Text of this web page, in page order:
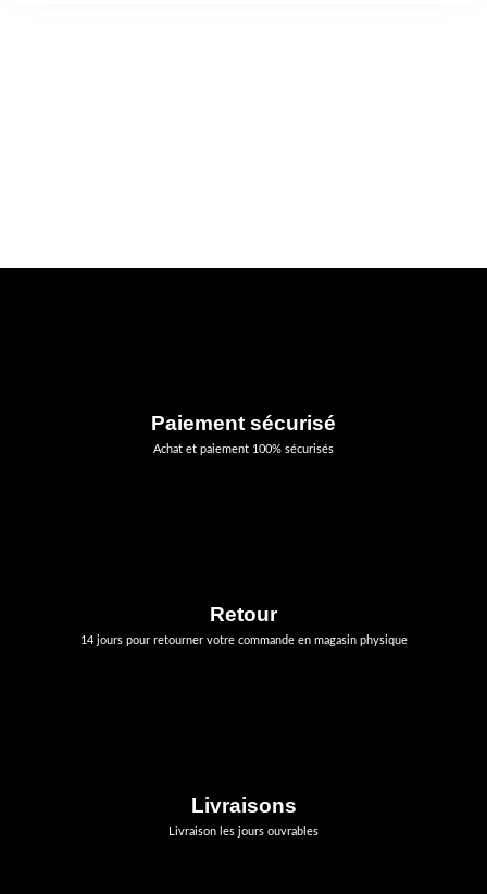
Paiement sécurisé
Achat et paiement 100% sécurisés
Retour
14 jours pour retourner votre commande en magasin physique
Livraisons
Livraison les jours ouvrables